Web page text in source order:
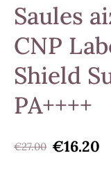
Saules
CNP
Shield
PA++++
€27.00 €16.20